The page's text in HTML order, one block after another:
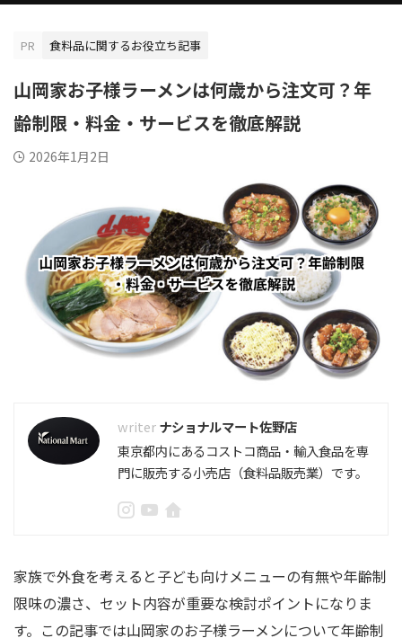
PR 食料品に関するお役立ち記事
山岡家お子様ラーメンは何歳から注文可？年
齢制限・料金・サービスを徹底解説
2026年1月2日
ナショナルマート佐野店
東京都内にあるコストコ商品・輸入食品を専
門に販売する小売店（食料品販売業）です。
家族で外食を考えると子ども向けメニューの有無や年齢制
限味の濃さ、セット内容が重要な検討ポイントになりま
す。この記事では山岡家のお子様ラーメンについて年齢制